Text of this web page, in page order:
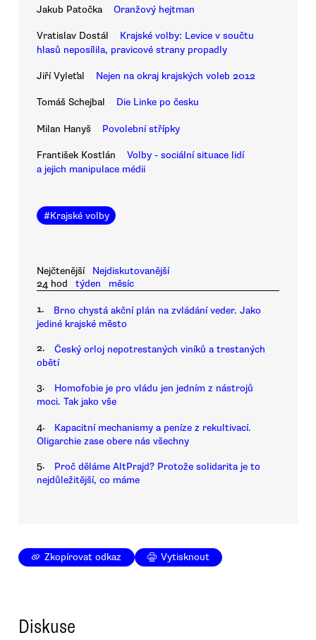
Jakub Patočka Oranžový hejtman
Vratislav Dostál
Krajské volby: Levice v součtu
hlasů neposílila, pravicové strany propadly
Jiří Vyleťal Nejen na okraj krajských voleb 2012
Tomáš Schejbal Die Linke po česku
Milan Hanyš Povolební střípky
František Kostlán
Volby - sociální situace lidí
a jejich manipulace médii
#Krajské volby
Nejčtenější
Nejdiskutovanější
24 hod
týden měsíc
1.
Brno chystá akční plán na zvládání veder. Jako
jediné krajské město
2.
Český orloj nepotrestaných viníků a trestaných
obětí
3.
Homofobie je pro vládu jen jedním z nástrojů
moci. Tak jako vše
4.
Kapacitní mechanismy a peníze z rekultivací.
Oligarchie zase obere nás všechny
5.
Proč děláme AltPrajd? Protože solidarita je to
nejdůležitější, co máme
Zkopírovat odkaz Vytisknout
Diskuse